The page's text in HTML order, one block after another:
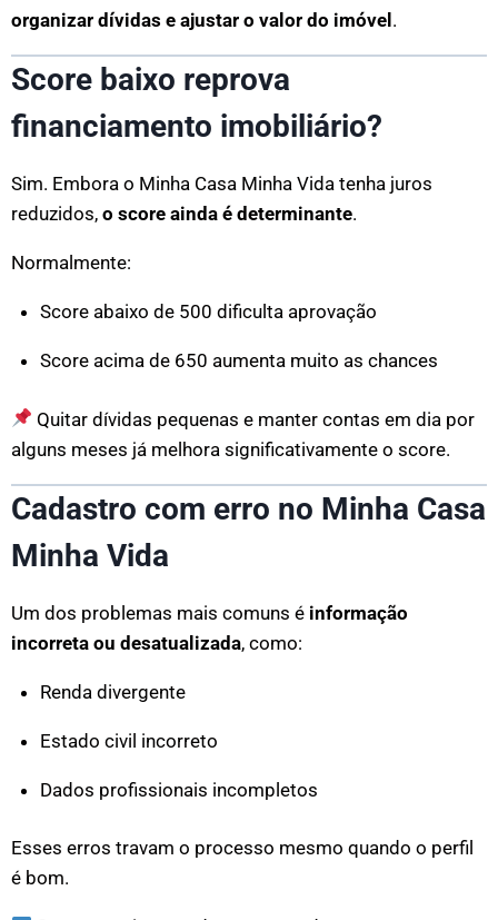
organizar dívidas e ajustar o valor do imóvel .
Score baixo reprova
financiamento imobiliário?
Sim. Embora o Minha Casa Minha Vida tenha juros
reduzidos, o score ainda é determinante.
Normalmente:
Score abaixo de 500 dificulta aprovação
Score acima de 650 aumenta muito as chances
Quitar dívidas pequenas e manter contas em dia por
alguns meses já melhora significativamente o score.
Cadastro com erro no Minha Casa
Minha Vida
Um dos problemas mais comuns é informação
incorreta ou desatualizada, como:
Renda divergente
Estado civil incorreto
Dados profissionais incompletos
Esses erros travam o processo mesmo quando o perfil
é bom.